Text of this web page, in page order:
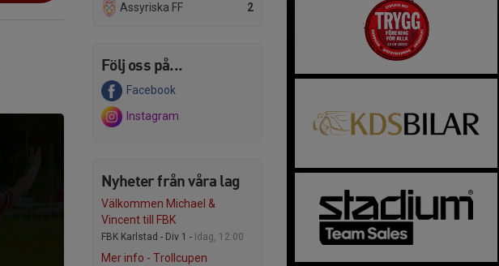
2
Assyriska FF
Följ oss på...
Facebook
Instagram
Nyheter från våra lag
Välkommen Michael &
Vincent till FBK
FBK Karlstad - Div 1 - Idag, 12:00
Mer info - Trollcupen